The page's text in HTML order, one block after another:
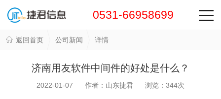
0531-66958699
返回首页 公司新闻 详情
济南用友软件中间件的好处是什么？
2022-01-07 作者：山东捷君 浏览： 344次